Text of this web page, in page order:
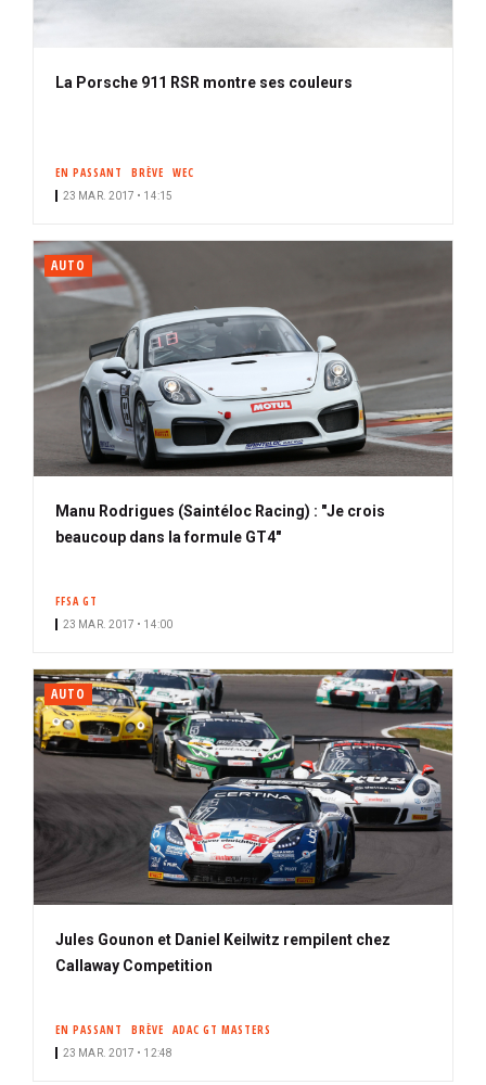
La Porsche 911 RSR montre ses couleurs
EN PASSANT BRÈVE WEC
23 MAR. 2017 • 14:15
AUTO
Manu Rodrigues (Saintéloc Racing) : "Je crois
beaucoup dans la formule GT4"
FFSA GT
23 MAR. 2017 • 14:00
AUTO
Jules Gounon et Daniel Keilwitz rempilent chez
Callaway Competition
EN PASSANT BRÈVE ADAC GT MASTERS
23 MAR. 2017 • 12:48